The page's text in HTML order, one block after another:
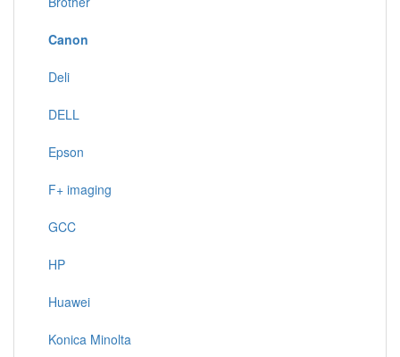
Canon
Deli
DELL
Epson
F+ imaging
GCC
HP
Huawei
Konica Minolta